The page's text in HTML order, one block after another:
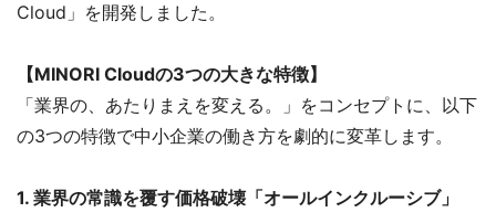
Cloud」を開発しました。
【MINORI Cloudの3つの大きな特徴】
「業界の、あたりまえを変える。」をコンセプトに、以下
の3つの特徴で中小企業の働き方を劇的に変革します。
1. 業界の常識を覆す価格破壊「オールインクルーシブ」